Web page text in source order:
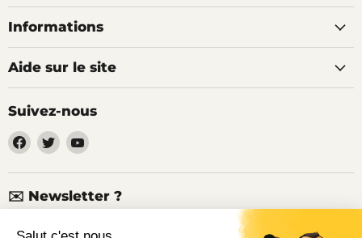
Informations
Aide sur le site
Suivez-nous
Trouvez-
nous
sur
Facebook
Trouvez-
nous
sur
Twitter
Trouvez-
sur
YouTube
✉️ Newsletter ?
Nouveaux produits, articles techniques, promotions, codes de